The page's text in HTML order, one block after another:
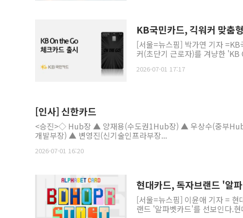
KB국민카드, 긱워커 맞춤
[서울=뉴스핌] 박가연 기자 =KB
커(초단기 근로자)를 겨냥한
2026-07-01 17:17
[인사] 신한카드
<승진>◇ Hub장 ▲ 양재용(수도권1Hub장) ▲ 우상수(중부
개발부장) ▲ 변영진(신기술인프라부장...
2026-07-01 16:20
현대카드, 독자브랜드 '알
[서울=뉴스핌] 이윤애 기자 = 현
랜드 '알파벳카드'를 선보인다.